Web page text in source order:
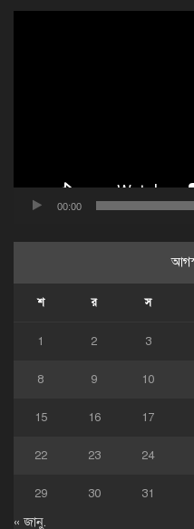
00:00
শ র স
1 2 3
8 9 10
15 16 17
22 23 24
29 30 31
« জানু.